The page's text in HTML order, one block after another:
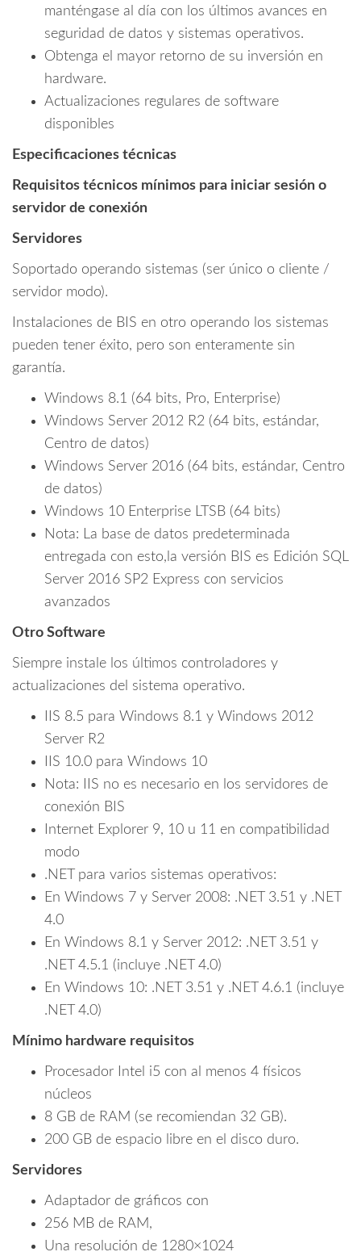
manténgase al día con los últimos avances en
seguridad de datos y sistemas operativos.
Obtenga el mayor retorno de su inversión en
hardware.
Actualizaciones regulares de software
disponibles
Especificaciones técnicas
Requisitos técnicos mínimos para iniciar sesión o
servidor de conexión
Servidores
Soportado operando sistemas (ser único o cliente /
servidor modo).
Instalaciones de BIS en otro operando los sistemas
pueden tener éxito, pero son enteramente sin
garantía.
Windows 8.1 (64 bits, Pro, Enterprise)
Windows Server 2012 R2 (64 bits, estándar,
Centro de datos)
Windows Server 2016 (64 bits, estándar, Centro
de datos)
Windows 10 Enterprise LTSB (64 bits)
Nota: La base de datos predeterminada
entregada con esto,la versión BIS es Edición SQL
Server 2016 SP2 Express con servicios
avanzados
Otro Software
Siempre instale los últimos controladores y
actualizaciones del sistema operativo.
IIS 8.5 para Windows 8.1 y Windows 2012
Server R2
IIS 10.0 para Windows 10
Nota: IIS no es necesario en los servidores de
conexión BIS
Internet Explorer 9, 10 u 11 en compatibilidad
modo
.NET para varios sistemas operativos:
En Windows 7 y Server 2008: .NET 3.51 y .NET
4.0
En Windows 8.1 y Server 2012: .NET 3.51 y
.NET 4.5.1 (incluye .NET 4.0)
En Windows 10: .NET 3.51 y .NET 4.6.1 (incluye
.NET 4.0)
Mínimo hardware requisitos
Procesador Intel i5 con al menos 4 físicos
núcleos
8 GB de RAM (se recomiendan 32 GB).
200 GB de espacio libre en el disco duro.
Servidores
Adaptador de gráficos con
256 MB de RAM,
Una resolución de 1280×1024